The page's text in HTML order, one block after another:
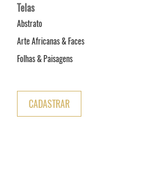
Telas
Abstrato
Arte Africanas & Faces
Folhas & Paisagens
CADASTRAR